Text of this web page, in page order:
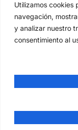
Utilizamos cookies
navegación,
y analizar nuestro
consentimiento al
privacy/
Web diseñada por